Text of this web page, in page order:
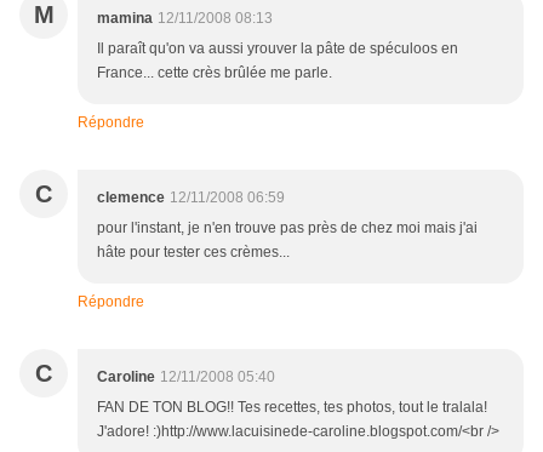
M mamina 12/11/2008 08:13
Il paraît qu'on va aussi yrouver la pâte de spéculoos en
France... cette crès brûlée me parle.
Répondre
C clemence 12/11/2008 06:59
pour l'instant, je n'en trouve pas près de chez moi mais j'ai
hâte pour tester ces crèmes...
Répondre
C Caroline 12/11/2008 05:40
FAN DE TON BLOG!! Tes recettes, tes photos, tout le tralala!
J'adore! :)http://www.lacuisinede-caroline.blogspot.com/<br />